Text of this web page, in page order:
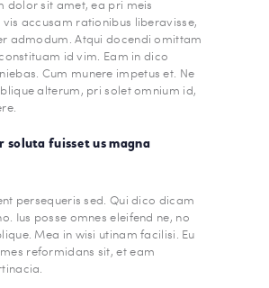
dolor sit amet, ea pri meis
vis accusam rationibus liberavisse,
admodum. Atqui docendi omittam
id vim. Eam in dico
Cum munere impetus et. Ne
alterum, pri solet omnium id,
soluta fuisset us magna
persequeris sed. Qui dico dicam
Ius posse omnes eleifend ne, no
Mea in wisi utinam facilisi. Eu
reformidans sit, et eam